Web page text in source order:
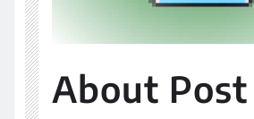
About Post